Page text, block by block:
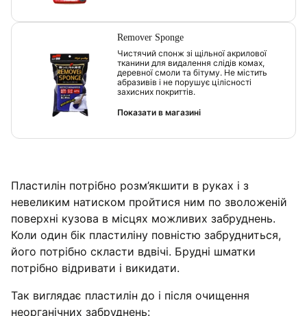
Remover Sponge
Чистячий спонж зі щільної акрилової
тканини для видалення слідів комах,
деревної смоли та бітуму. Не містить
абразивів і не порушує цілісності
захисних покриттів.
Показати в магазині
Пластилін потрібно розм’якшити в руках і з
невеликим натиском пройтися ним по зволоженій
поверхні кузова в місцях можливих забруднень.
Коли один бік пластиліну повністю забрудниться,
його потрібно скласти вдвічі. Брудні шматки
потрібно відривати і викидати.
Так виглядає пластилін до і після очищення
неорганічних забруднень: